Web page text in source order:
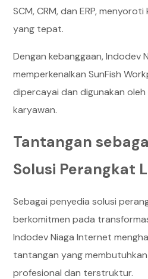
SCM, CRM, dan ERP,
yang tepat.
Dengan kebanggaan, Indodev
memperkenalkan SunFish
dipercayai dan digunakan
karyawan.
Tantangan
Solusi Perangkat
Sebagai penyedia solusi
berkomitmen pada
Indodev Niaga Internet
tantangan yang
profesional dan terstruktur.